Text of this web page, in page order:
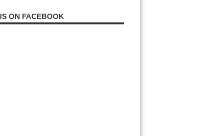
ON FACEBOOK